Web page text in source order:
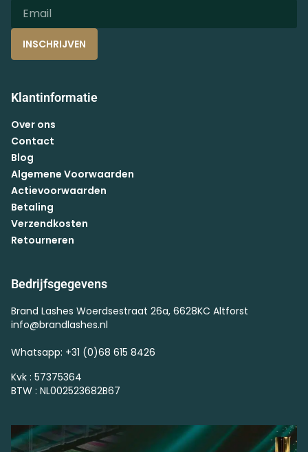
INSCHRIJVEN
Klantinformatie
Over ons
Contact
Blog
Algemene Voorwaarden
Actievoorwaarden
Betaling
Verzendkosten
Retourneren
Bedrijfsgegevens
Brand Lashes Woerdsestraat 26a, 6628KC Altforst
info@brandlashes.nl
Whatsapp: +31 (0)68 615 8426
Kvk : 57375364
BTW : NL002523682B67